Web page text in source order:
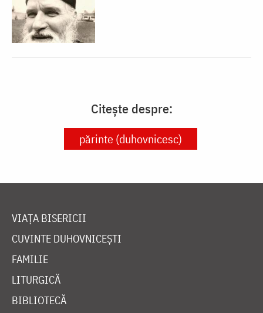
Citește despre:
părinte (duhovnicesc)
VIAȚA BISERICII
CUVINTE DUHOVNICEȘTI
FAMILIE
LITURGICĂ
BIBLIOTECĂ